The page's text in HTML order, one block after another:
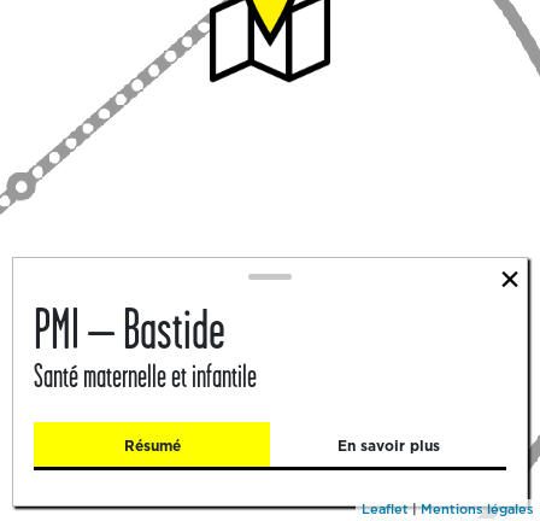
×
PMI – Bastide
Santé maternelle et infantile
Résumé En savoir plus
Leaflet|Mentions légales